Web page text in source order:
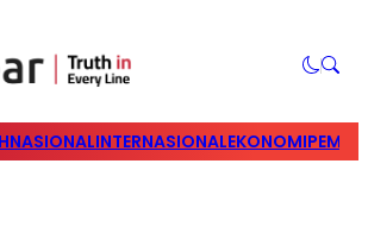
NASIONALINTERNASIONALEKONOMIPEMILU